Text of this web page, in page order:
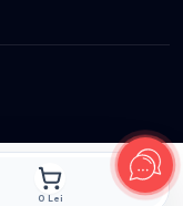
0 Lei